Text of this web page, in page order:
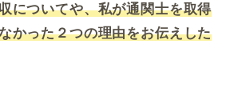
についてや、私が通関士を取得
かった２つの理由をお伝えした